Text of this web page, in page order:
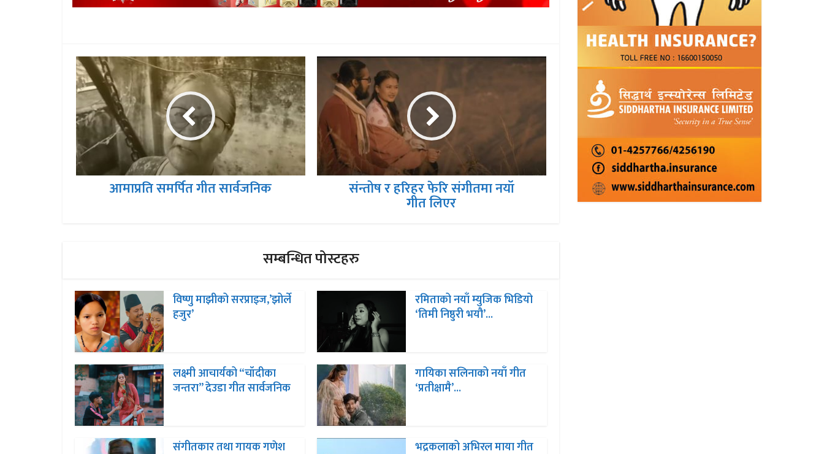
आमाप्रति समर्पित गीत सार्वजनिक संन्तोष र हरिहर फेरि संगीतमा नयॉ
गीत लिएर
सम्बन्धित पोस्टहरु
विष्णु माझीको सरप्राइज,’झोर्ले
हजुर’
रमिताको नयाँ म्युजिक भिडियो
‘तिमी निष्ठुरी भयौ’...
लक्ष्मी आचार्यको “चॉदीका
जन्तरा” देउडा गीत सार्वजनिक
गायिका सलिनाको नयाँ गीत
‘प्रतीक्षामै’...
संगीतकार तथा गायक गणेश
भद्रकलाको अभिरल माया गीत